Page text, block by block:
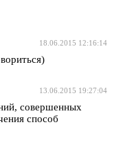
18.06.2015 12:16:14
13.06.2015 19:27:04
совершенных
способ